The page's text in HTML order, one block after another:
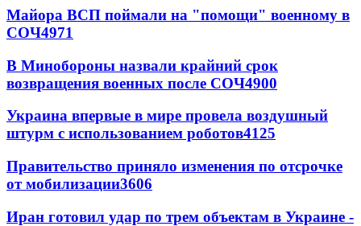
Майора ВСП поймали на "помощи" военному в
СОЧ4971
В Минобороны назвали крайний срок
возвращения военных после СОЧ4900
Украина впервые в мире провела воздушный
штурм с использованием роботов4125
Правительство приняло изменения по отсрочке
от мобилизации3606
Иран готовил удар по трем объектам в Украине -